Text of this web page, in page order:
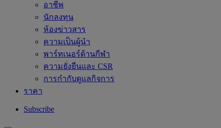
อาชีพ
นักลงทุน
ห้องข่าวสาร
ความเป็นผู้นำ
พาร์ทเนอร์ด้านกีฬา
ความยั่งยืนและ CSR
การกำกับดูแลกิจการ
ราคา
Subscribe